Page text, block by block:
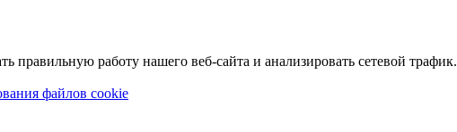
правильную работу нашего веб-сайта и анализировать сетевой трафик.
файлов cookie